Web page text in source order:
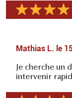
Mathias L. le
Je cherche un
intervenir